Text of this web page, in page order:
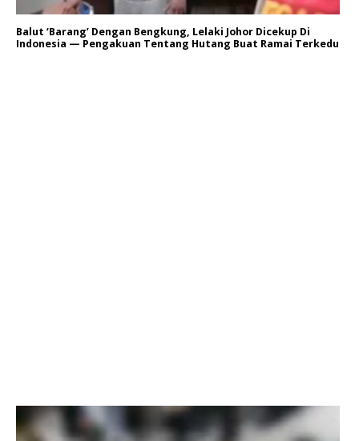
Balut ‘Barang’ Dengan Bengkung, Lelaki Johor Dicekup Di
Indonesia — Pengakuan Tentang Hutang Buat Ramai Terkedu